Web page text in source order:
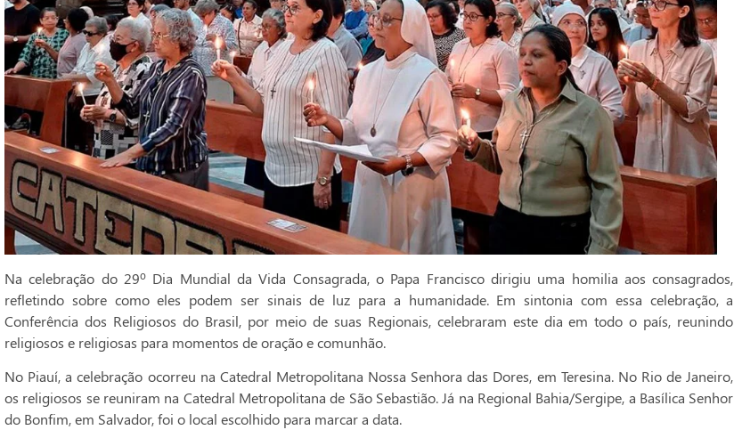
Na celebração do 29º Dia Mundial da Vida Consagrada, o Papa Francisco dirigiu uma homilia aos consagrados,
refletindo sobre como eles podem ser sinais de luz para a humanidade. Em sintonia com essa celebração, a
Conferência dos Religiosos do Brasil, por meio de suas Regionais, celebraram este dia em todo o país, reunindo
religiosos e religiosas para momentos de oração e comunhão.
No Piauí, a celebração ocorreu na Catedral Metropolitana Nossa Senhora das Dores, em Teresina. No Rio de Janeiro,
os religiosos se reuniram na Catedral Metropolitana de São Sebastião. Já na Regional Bahia/Sergipe, a Basílica Senhor
do Bonfim, em Salvador, foi o local escolhido para marcar a data.